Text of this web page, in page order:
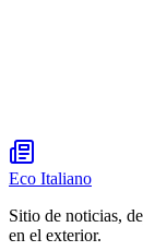
Eco Italiano
Sitio de noticias,
en el exterior.